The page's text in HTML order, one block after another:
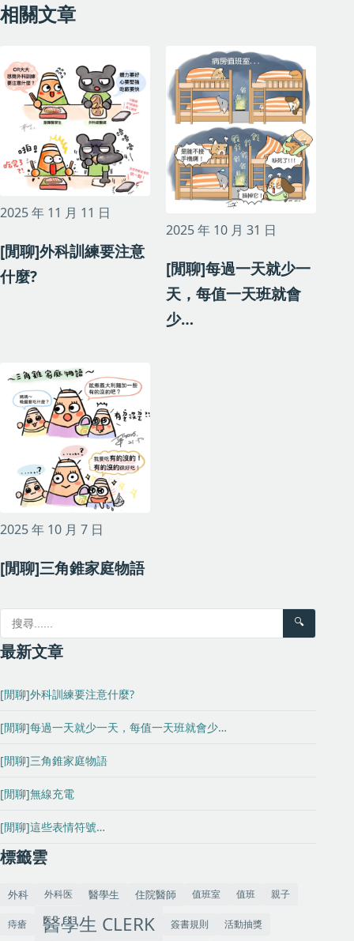
相關文章
2025 年 11 月 11 日
[閒聊]外科訓練要注意
什麼?
2025 年 10 月 31 日
[閒聊]每過一天就少一
天，每值一天班就會
少…
2025 年 10 月 7 日
[閒聊]三角錐家庭物語
🔍
最新文章
[閒聊]外科訓練要注意什麼?
[閒聊]每過一天就少一天，每值一天班就會少…
[閒聊]三角錐家庭物語
[閒聊]無線充電
[閒聊]這些表情符號…
標籤雲
外科 外科医 醫學生 住院醫師 值班室 值班 親子
痔瘡 醫學生 CLERK 簽書規則 活動抽獎